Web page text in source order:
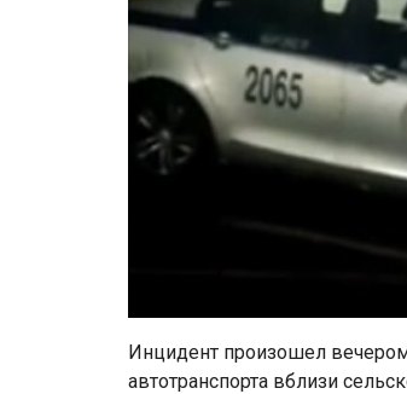
Инцидент произошел
автотранспорта вблизи